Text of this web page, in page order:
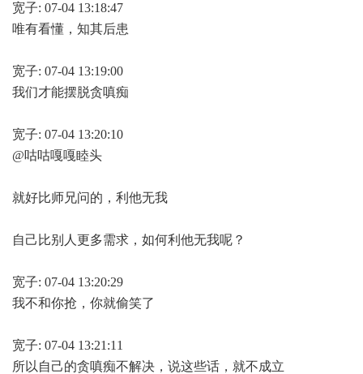
宽子: 07-04 13:18:47
唯有看懂，知其后患
宽子: 07-04 13:19:00
我们才能摆脱贪嗔痴
宽子: 07-04 13:20:10
@咕咕嘎嘎睦头
就好比师兄问的，利他无我
自己比别人更多需求，如何利他无我呢？
宽子: 07-04 13:20:29
我不和你抢，你就偷笑了
宽子: 07-04 13:21:11
所以自己的贪嗔痴不解决，说这些话，就不成立